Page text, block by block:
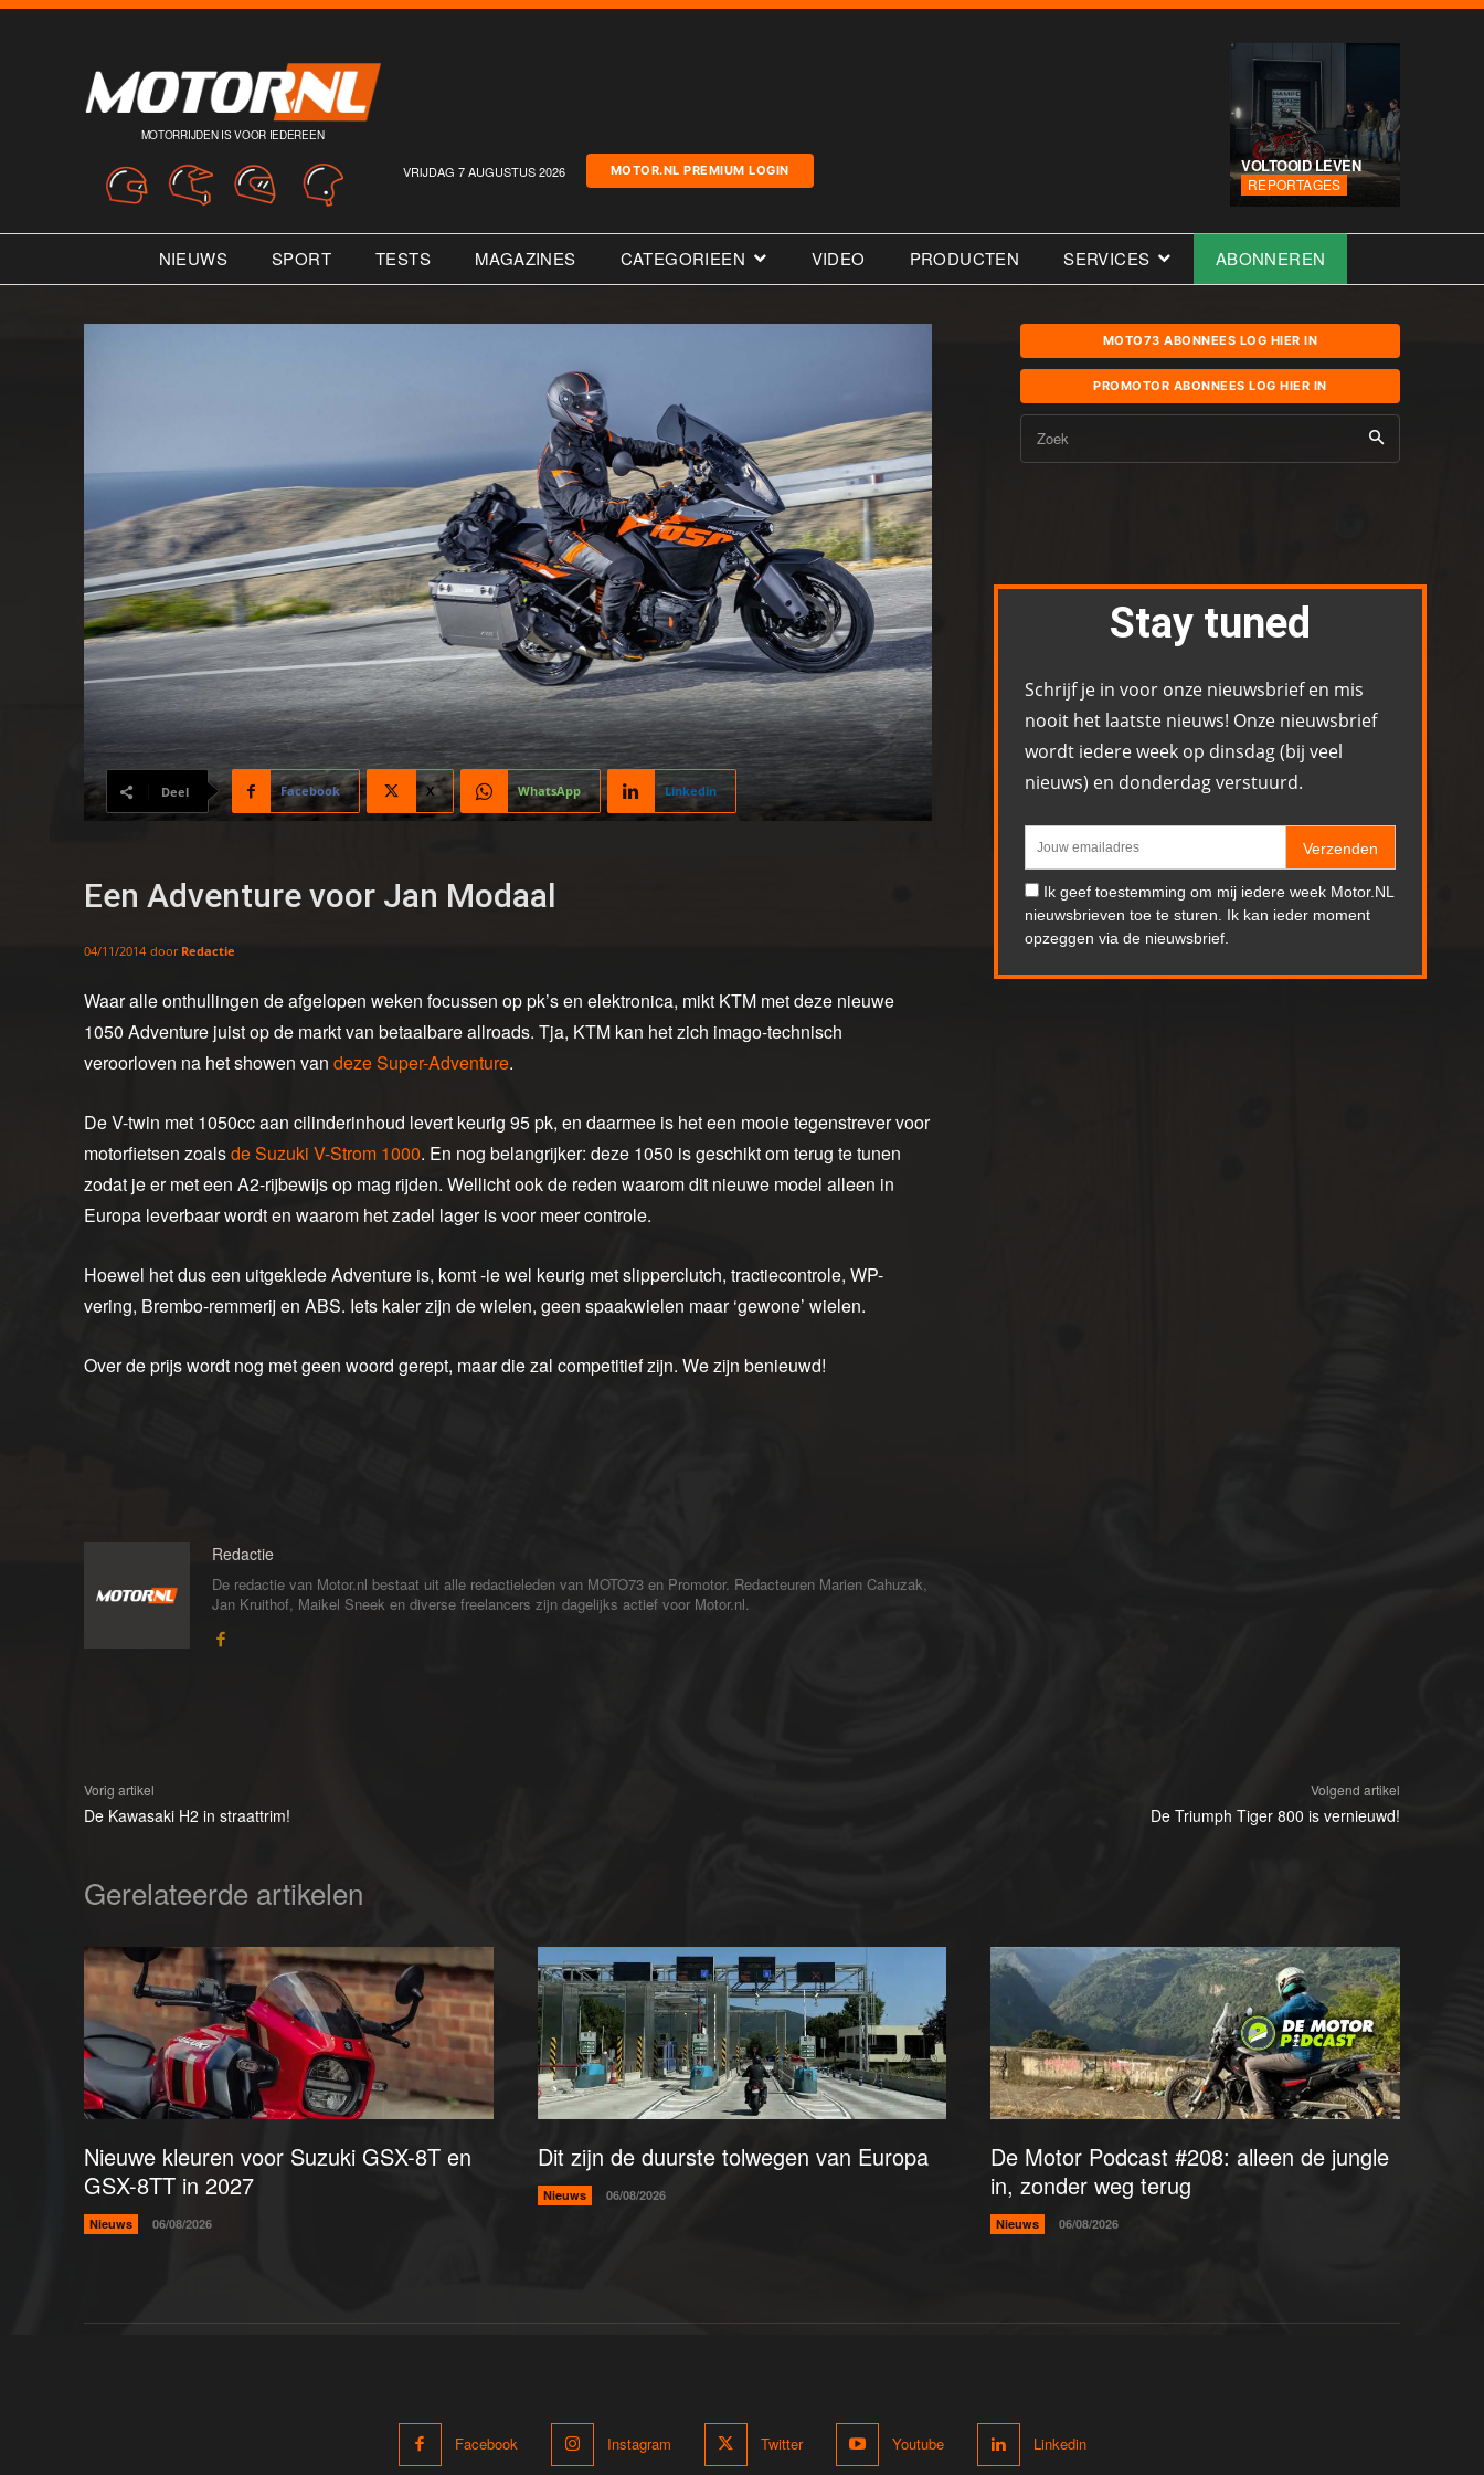
MOTORRIJDEN IS VOOR IEDEREEN
VRIJDAG 7 AUGUSTUS 2026 MOTOR.NL PREMIUM LOGIN VOLTOOID LEVEN
REPORTAGES
NIEUWS SPORT TESTS MAGAZINES CATEGORIEEN VIDEO PRODUCTEN SERVICES ABONNEREN
Deel Facebook X WhatsApp Linkedin
Een Adventure voor Jan Modaal
04/11/2014 door Redactie
Waar alle onthullingen de afgelopen weken focussen op pk’s en elektronica, mikt KTM met deze nieuwe
1050 Adventure juist op de markt van betaalbare allroads. Tja, KTM kan het zich imago-technisch
veroorloven na het showen van deze Super-Adventure.
De V-twin met 1050cc aan cilinderinhoud levert keurig 95 pk, en daarmee is het een mooie tegenstrever voor
motorfietsen zoalsde Suzuki V-Strom 1000. En nog belangrijker: deze 1050 is geschikt om terug te tunen
zodat je er met een A2-rijbewijs op mag rijden. Wellicht ook de reden waarom dit nieuwe model alleen in
Europa leverbaar wordt en waarom het zadel lager is voor meer controle.
Hoewel het dus een uitgeklede Adventure is, komt -ie wel keurig met slipperclutch, tractiecontrole, WP-
vering, Brembo-remmerij en ABS. Iets kaler zijn de wielen, geen spaakwielen maar ‘gewone’ wielen.
Over de prijs wordt nog met geen woord gerept, maar die zal competitief zijn. We zijn benieuwd!
Redactie
De redactie van Motor.nl bestaat uit alle redactieleden van MOTO73 en Promotor. Redacteuren Marien Cahuzak,
Jan Kruithof, Maikel Sneek en diverse freelancers zijn dagelijks actief voor Motor.nl.
MOTO73 ABONNEES LOG HIER IN
PROMOTOR ABONNEES LOG HIER IN
Zoek
Stay tuned
Schrijf je in voor onze nieuwsbrief en mis
nooit het laatste nieuws! Onze nieuwsbrief
wordt iedere week op dinsdag (bij veel
nieuws) en donderdag verstuurd.
Verzenden
Ik geef toestemming om mij iedere week Motor.NL
nieuwsbrieven toe te sturen. Ik kan ieder moment
opzeggen via de nieuwsbrief.
Vorig artikel
De Kawasaki H2 in straattrim!
Volgend artikel
De Triumph Tiger 800 is vernieuwd!
Gerelateerde artikelen
Nieuwe kleuren voor Suzuki GSX-8T en
GSX-8TT in 2027
Nieuws 06/08/2026
Dit zijn de duurste tolwegen van Europa
Nieuws 06/08/2026
De Motor Podcast #208: alleen de jungle
in, zonder weg terug
Nieuws 06/08/2026
Facebook Instagram Twitter Youtube Linkedin